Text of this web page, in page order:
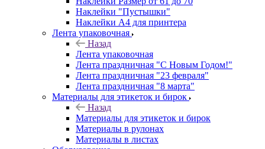
Наклейки "Пустышки"
Наклейки А4 для принтера
Лента упаковочная
Назад
Лента упаковочная
Лента праздничная "С Новым Годом!"
Лента праздничная "23 февраля"
Лента праздничная "8 марта"
Материалы для этикеток и бирок
Назад
Материалы для этикеток и бирок
Материалы в рулонах
Материалы в листах